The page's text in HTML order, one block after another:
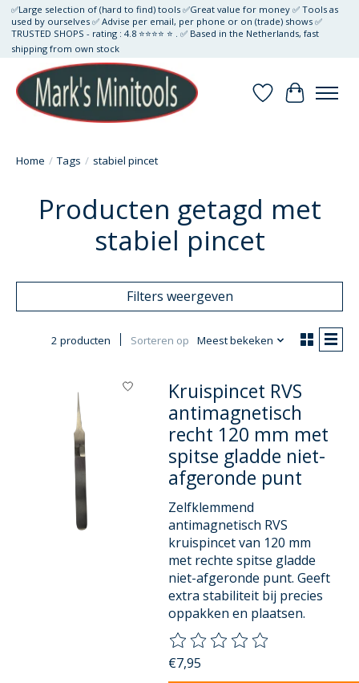
✅Large selection of (hard to find) tools ✅Great value for money ✅ Tools as
used by ourselves ✅ Advise per email, per phone or on (trade) shows ✅
TRUSTED SHOPS - rating : 4.8 ⭐⭐⭐⭐ ⭐ . ✅ Based in the Netherlands, fast
shipping from own stock
Verlanglijst
Home / Tags / stabiel pincet
Producten getagd met
stabiel pincet
Filters weergeven
2 producten Sorteren op Meest bekeken
Kruispincet RVS
antimagnetisch
recht 120 mm met
spitse gladde niet-
afgeronde punt
Zelfklemmend
antimagnetisch RVS
kruispincet van 120 mm
met rechte spitse gladde
niet-afgeronde punt. Geeft
extra stabiliteit bij precies
oppakken en plaatsen.
De beoordeling van dit
€7,95